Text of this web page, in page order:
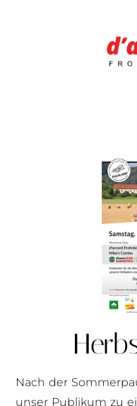
Nach der
unser Publikum zu